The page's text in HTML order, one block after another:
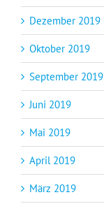
Dezember 2019
Oktober 2019
September 2019
Juni 2019
Mai 2019
April 2019
März 2019